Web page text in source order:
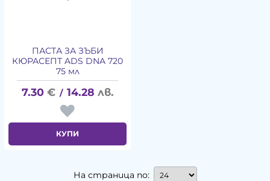
ПАСТА ЗА ЗЪБИ
КЮРАСЕПТ ADS DNA 720
75 мл
7.30 € / 14.28 лв.
КУПИ
На страница по: